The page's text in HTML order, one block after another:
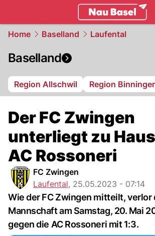
Home Baselland Laufental
Baselland
Region Allschwil Region
Der FC Zwingen
unterliegt zu
AC Rossoneri
FC Zwingen
Laufental, 25.05.2023 - 07:14
Wie der FC Zwingen mitteilt, verlor
Mannschaft am Samstag, 20. Mai
gegen die AC Rossoneri mit 1:3.